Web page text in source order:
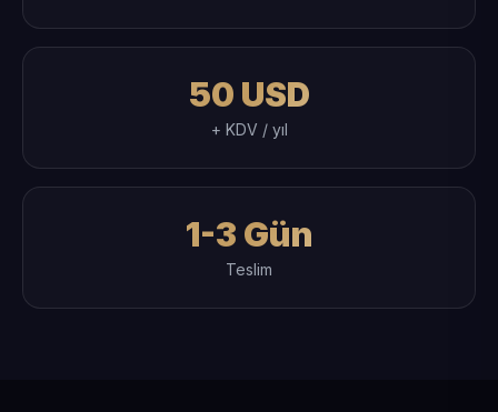
50 USD
+ KDV / yıl
1-3 Gün
Teslim